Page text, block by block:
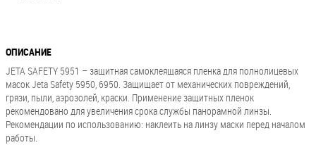
ОПИСАНИЕ
JETA SAFETY 5951 – защитная самоклеящаяся пленка для полнолицевых
масок Jeta Safety 5950, 6950. Защищает от механических повреждений,
грязи, пыли, аэрозолей, краски. Применение защитных пленок
рекомендовано для увеличения срока службы панорамной линзы.
Рекомендации по использованию: наклеить на линзу маски перед началом
работы.